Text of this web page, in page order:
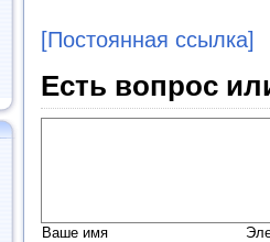
[Постоянная ссылка]
Есть вопрос
Ваше имя